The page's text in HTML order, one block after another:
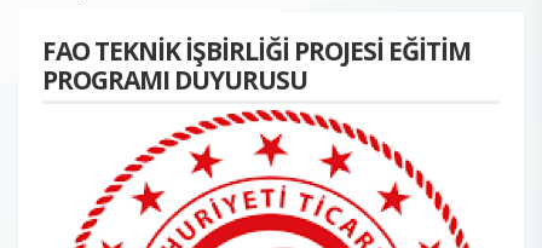
FAO TEKNİK İŞBİRLİĞİ PROJESİ EĞİTİM
PROGRAMI DUYURUSU